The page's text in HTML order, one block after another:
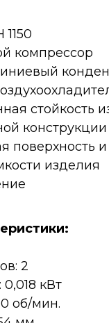
компрессор
стойкость
поверхность
изделия
2
кВт
об/мин.